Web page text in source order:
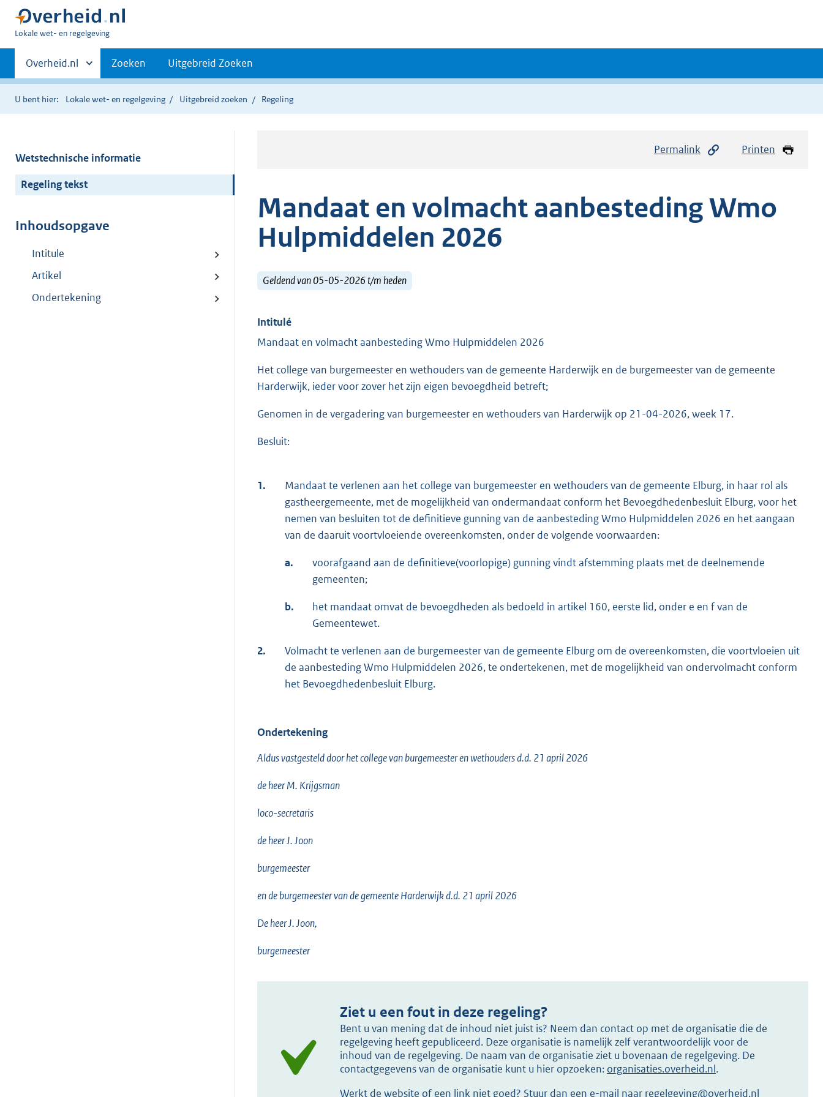
U
hier:
Lokale wet- en regelgeving
Primaire
navigatie
Andere
sites
binnen
Overheid.nl Zoeken Uitgebreid Zoeken
U bent hier: Lokale wet- en regelgeving Uitgebreid zoeken Regeling
Wetstechnische informatie
Regeling tekst
Inhoudsopgave
Intitule
Artikel
Ondertekening
Permalink Printen
Mandaat en volmacht aanbesteding Wmo
Hulpmiddelen 2026
Geldend van 05-05-2026 t/m heden
Intitulé
Mandaat en volmacht aanbesteding Wmo Hulpmiddelen 2026
Het college van burgemeester en wethouders van de gemeente Harderwijk en de burgemeester van de gemeente
Harderwijk, ieder voor zover het zijn eigen bevoegdheid betreft;
Genomen in de vergadering van burgemeester en wethouders van Harderwijk op 21-04-2026, week 17.
Besluit:
1.
Mandaat te verlenen aan het college van burgemeester en wethouders van de gemeente Elburg, in haar rol als
gastheergemeente, met de mogelijkheid van ondermandaat conform het Bevoegdhedenbesluit Elburg, voor het
nemen van besluiten tot de definitieve gunning van de aanbesteding Wmo Hulpmiddelen 2026 en het aangaan
van de daaruit voortvloeiende overeenkomsten, onder de volgende voorwaarden:
a.
voorafgaand aan de definitieve(voorlopige) gunning vindt afstemming plaats met de deelnemende
gemeenten;
b.
het mandaat omvat de bevoegdheden als bedoeld in artikel 160, eerste lid, onder e en f van de
Gemeentewet.
2.
Volmacht te verlenen aan de burgemeester van de gemeente Elburg om de overeenkomsten, die voortvloeien uit
de aanbesteding Wmo Hulpmiddelen 2026, te ondertekenen, met de mogelijkheid van ondervolmacht conform
het Bevoegdhedenbesluit Elburg.
Ondertekening
Aldus vastgesteld door het college van burgemeester en wethouders d.d. 21 april 2026
de heer M. Krijgsman
loco-secretaris
de heer J. Joon
burgemeester
en de burgemeester van de gemeente Harderwijk d.d. 21 april 2026
De heer J. Joon,
burgemeester
Ziet u een fout in deze regeling?
Bent u van mening dat de inhoud niet juist is? Neem dan contact op met de organisatie die de
regelgeving heeft gepubliceerd. Deze organisatie is namelijk zelf verantwoordelijk voor de
inhoud van de regelgeving. De naam van de organisatie ziet u bovenaan de regelgeving. De
contactgegevens van de organisatie kunt u hier opzoeken: organisaties.overheid.nl.
Werkt de website of een link niet goed? Stuur dan een e-mail naar regelgeving@overheid.nl